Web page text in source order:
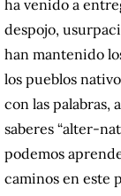
ha venido a
despojo,
han mantenido
los pueblos
con las palabras,
saberes “alter-
podemos
caminos en este